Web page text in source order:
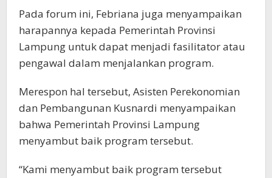
Pada forum ini, Febriana juga menyampaikan
harapannya kepada Pemerintah Provinsi
Lampung untuk dapat menjadi fasilitator atau
pengawal dalam menjalankan program.
Merespon hal tersebut, Asisten Perekonomian
dan Pembangunan Kusnardi menyampaikan
bahwa Pemerintah Provinsi Lampung
menyambut baik program tersebut.
“Kami menyambut baik program tersebut